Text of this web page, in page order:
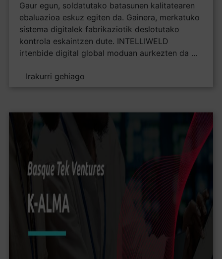
Gaur egun, soldatutako batasunen kalitatearen
ebaluazioa eskuz egiten da. Gainera, merkatuko
sistema digitalek fabrikaziotik deslotutako
kontrola eskaintzen dute. INTELLIWELD
irtenbide digital global moduan aurkezten da ...
Irakurri gehiago